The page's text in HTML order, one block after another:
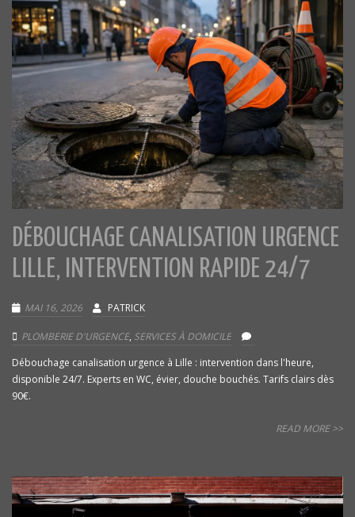
DÉBOUCHAGE CANALISATION URGENCE
LILLE, INTERVENTION RAPIDE 24/7
MAI 16, 2026 PATRICK
PLOMBERIE D'URGENCE, SERVICES À DOMICILE
Débouchage canalisation urgence à Lille : intervention dans l'heure,
disponible 24/7. Experts en WC, évier, douche bouchés. Tarifs clairs dès
90€.
READ MORE >>